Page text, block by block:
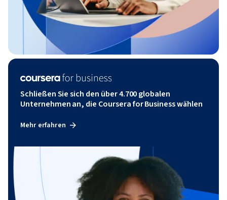
Schließen Sie sich den über 4.700 globalen
Unternehmen an, die Coursera for Business wählen
Mehr erfahren